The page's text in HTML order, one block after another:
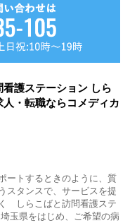
護ステーション しら
・転職ならコメディカ
ートするときのように、質
スタンスで、サービスを提
しらこばと訪問看護ステ
玉県をはじめ、ご希望の病